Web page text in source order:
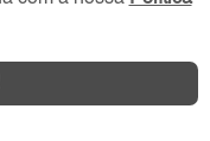
Olímpia é
com dois